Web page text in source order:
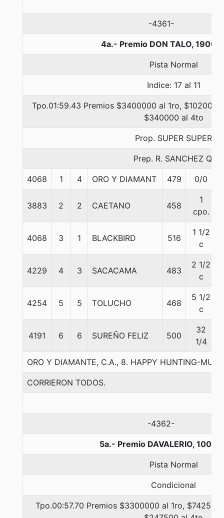
-4361-
4a.- Premio DON TALO, 1900
Pista Normal
Indice: 17 al 11
Tpo.01:59.43 Premios $3400000 al 1ro,
$340000 al 4to
Prop. SUPER SUPER
Prep. R. SANCHEZ Q.
4068 1 4 ORO Y DIAMANT 479 0/0
3883 2 2 CAETANO 458
1
cpo.
4068 3 1 BLACKBIRD 516
1 1/2
c
4229 4 3 SACACAMA 483
2 1/2
c
4254 5 5 TOLUCHO 468
5 1/2
c
4191 6 6 SUREÑO FELIZ 500
32
1/4
ORO Y DIAMANTE, C.A., 8. HAPPY HUNTING-MUY
CORRIERON TODOS.
-4362-
5a.- Premio DAVALERIO, 1000
Pista Normal
Condicional
Tpo.00:57.70 Premios $3300000 al 1ro,